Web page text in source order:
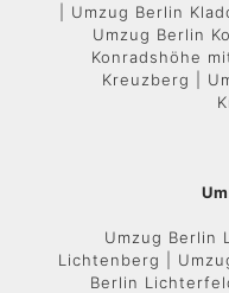
| Umzug Berlin
Umzug Berlin
Konradshöhe
Kreuzberg |
Umzug Berlin
Lichtenberg |
Berlin